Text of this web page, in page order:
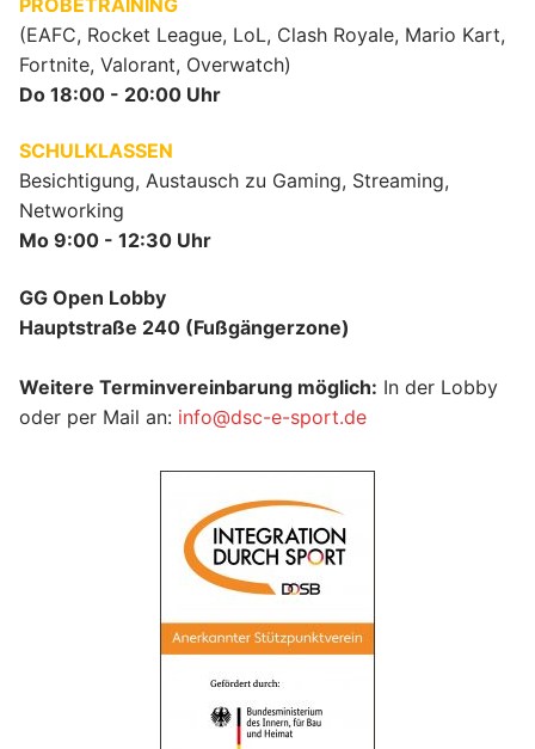
(EAFC, Rocket League, LoL, Clash Royale, Mario Kart,
Fortnite, Valorant, Overwatch)
Do 18:00 - 20:00 Uhr
SCHULKLASSEN
Besichtigung, Austausch zu Gaming, Streaming,
Networking
Mo 9:00 - 12:30 Uhr
GG Open Lobby
Hauptstraße 240 (Fußgängerzone)
Weitere Terminvereinbarung möglich: In der Lobby
oder per Mail an: info@dsc-e-sport.de